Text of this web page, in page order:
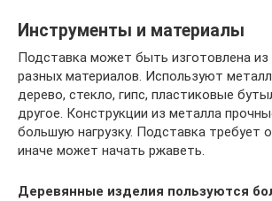
Инструменты и материалы
Подставка может быть изготовлена
разных материалов. Используют
дерево, стекло, гипс, пластиковые
другое. Конструкции из металла
большую нагрузку. Подставка требует
иначе может начать ржаветь.
Деревянные изделия пользуются